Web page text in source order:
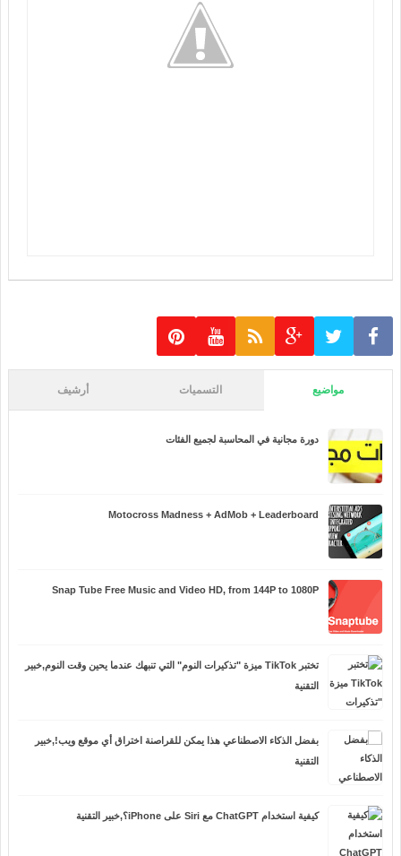
مواضيع التسميات أرشيف
دورة مجانية في المحاسبة لجميع الفئات
Motocross Madness + AdMob + Leaderboard
Snap Tube Free Music and Video HD, from 144P to 1080P
تختبر TikTok ميزة "تذكيرات النوم" التي تنبهك عندما يحين وقت النوم,خبير
التقنية
بفضل الذكاء الاصطناعي هذا يمكن للقراصنة اختراق أي موقع ويب!,خبير
التقنية
كيفية استخدام ChatGPT مع Siri على iPhone؟,خبير التقنية